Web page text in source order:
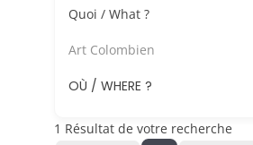
Quoi / What ?
Art Colombien
OÙ / WHERE ?
1 Résultat de votre recherche